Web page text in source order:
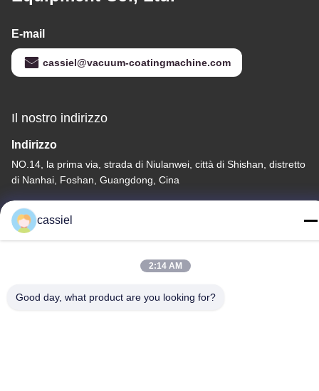
E-mail
cassiel@vacuum-coatingmachine.com
Il nostro indirizzo
Indirizzo
NO.14, la prima via, strada di Niulanwei, città di Shishan, distretto
di Nanhai, Foshan, Guangdong, Cina
Telefono
86-139-2915-0962
cassiel
2:14 AM
Good day, what product are you looking for?